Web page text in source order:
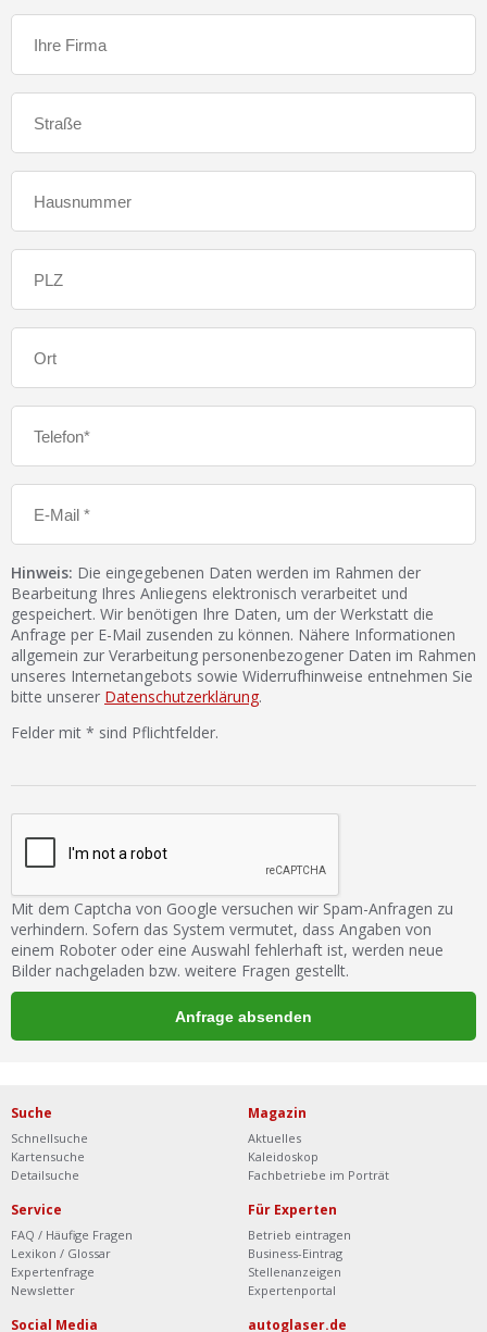
Hinweis: Die eingegebenen Daten werden im Rahmen der
Bearbeitung Ihres Anliegens elektronisch verarbeitet und
gespeichert. Wir benötigen Ihre Daten, um der Werkstatt die
Anfrage per E-Mail zusenden zu können. Nähere Informationen
allgemein zur Verarbeitung personenbezogener Daten im Rahmen
unseres Internetangebots sowie Widerrufhinweise entnehmen Sie
bitte unserer Datenschutzerklärung.
Felder mit * sind Pflichtfelder.
Mit dem Captcha von Google versuchen wir Spam-Anfragen zu
verhindern. Sofern das System vermutet, dass Angaben von
einem Roboter oder eine Auswahl fehlerhaft ist, werden neue
Bilder nachgeladen bzw. weitere Fragen gestellt.
Suche
Schnellsuche
Kartensuche
Detailsuche
Magazin
Aktuelles
Kaleidoskop
Fachbetriebe im Porträt
Service
FAQ / Häufige Fragen
Lexikon / Glossar
Expertenfrage
Newsletter
Für Experten
Betrieb eintragen
Business-Eintrag
Stellenanzeigen
Expertenportal
Social Media autoglaser.de